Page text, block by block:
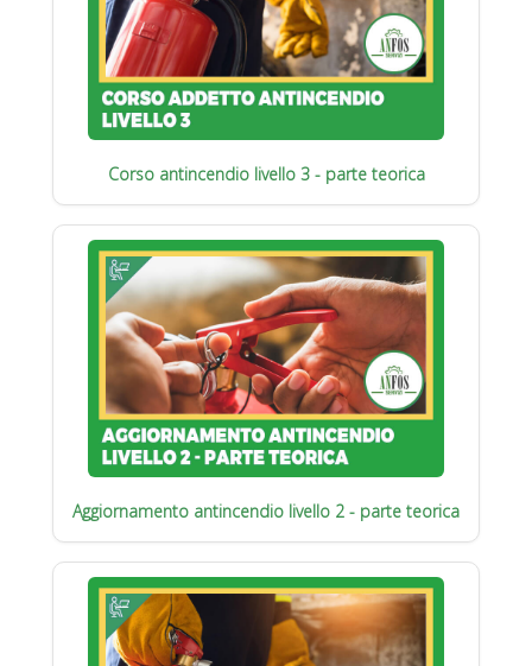
Corso antincendio livello 3 - parte teorica
Aggiornamento antincendio livello 2 - parte teorica